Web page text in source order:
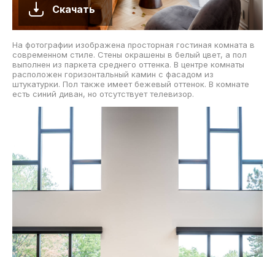
Скачать
На фотографии изображена просторная гостиная комната в
современном стиле. Стены окрашены в белый цвет, а пол
выполнен из паркета среднего оттенка. В центре комнаты
расположен горизонтальный камин с фасадом из
штукатурки. Пол также имеет бежевый оттенок. В комнате
есть синий диван, но отсутствует телевизор.